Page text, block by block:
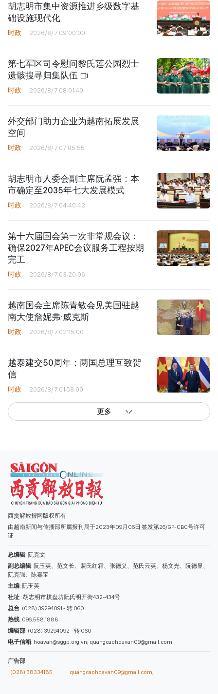
胡志明市集中资源推进乡级数字基
础设施现代化
时政 2026/8/7 09:00:00
第七军区司令慰问黎氏莲公园烈士
遗骸搜寻归集队伍
时政 2026/8/7 08:01:40
外交部门助力企业为越南拓展发展
空间
时政 2026/8/7 07:05:55
胡志明市人委会副主席阮孟强：本
市确定至2035年七大发展模式
时政 2026/8/7 04:40:42
第十六届国会第一次非常规会议：
确保2027年APEC会议服务工程按期
完工
时政 2026/8/7 03:20:06
越南国会主席陈青敏会见美国驻越
南大使詹妮弗·威克斯
时政 2026/8/7 02:15:00
越泰建交50周年：两国总理互致贺
信
时政 2026/8/7 01:58:00
更多
西贡解放报网版权所有
由越南新闻与传播部所属报刊局于2023年09月06日 签发第26/GP-CBC号许可
证
总编辑
副总编辑: 阮玉英、范文长、裴氏红霜、张德义、范氏云英、杨文光、阮德显、